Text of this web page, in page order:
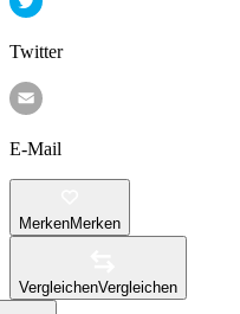
Twitter
E-Mail
MerkenMerken
VergleichenVergleichen